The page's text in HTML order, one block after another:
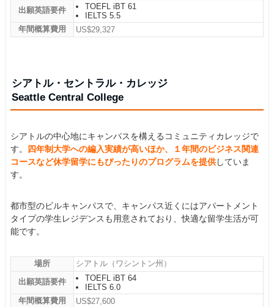
出願英語要件
TOEFL iBT 61
IELTS 5.5
年間概算費用
US$29,327
シアトル・セントラル・カレッジ
Seattle Central College
シアトルの中心地にキャンパスを構えるコミュニティカレッジで
す。
四年制大学への編入実績が高いほか、１年間のビジネス関連
コースなど休学留学にもぴったりのプログラムを提供していま
す。
都市型のビルキャンパスで、キャンパス近くにはアパートメント
タイプの学生レジデンスも用意されており、快適な留学生活が可
能です。
場所
シアトル（ワシントン州）
出願英語要件
TOEFL iBT 64
IELTS 6.0
年間概算費用
US$27,600